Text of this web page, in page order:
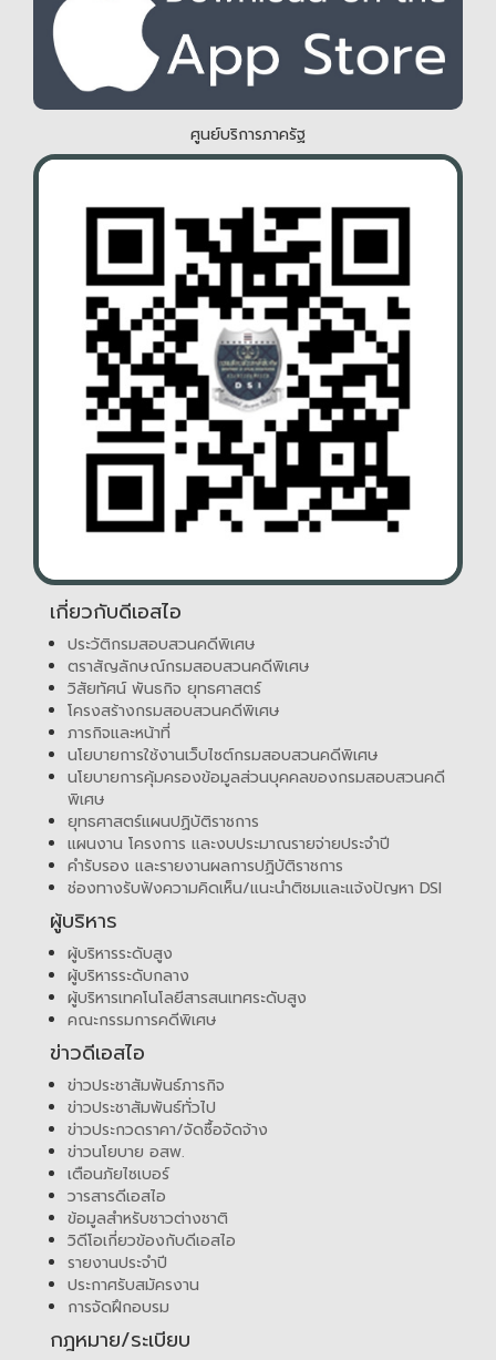
ศูนย์บริการภาครัฐ
เกี่ยวกับดีเอสไอ
ประวัติกรมสอบสวนคดีพิเศษ
ตราสัญลักษณ์กรมสอบสวนคดีพิเศษ
วิสัยทัศน์ พันธกิจ ยุทธศาสตร์
โครงสร้างกรมสอบสวนคดีพิเศษ
ภารกิจและหน้าที่
นโยบายการใช้งานเว็บไซต์กรมสอบสวนคดีพิเศษ
นโยบายการคุ้มครองข้อมูลส่วนบุคคลของกรมสอบสวนคดี
พิเศษ
ยุทธศาสตร์แผนปฏิบัติราชการ
แผนงาน โครงการ และงบประมาณรายจ่ายประจำปี
คำรับรอง และรายงานผลการปฏิบัติราชการ
ช่องทางรับฟังความคิดเห็น/แนะนำติชมและแจ้งปัญหา DSI
ผู้บริหาร
ผู้บริหารระดับสูง
ผู้บริหารระดับกลาง
ผู้บริหารเทคโนโลยีสารสนเทศระดับสูง
คณะกรรมการคดีพิเศษ
ข่าวดีเอสไอ
ข่าวประชาสัมพันธ์ภารกิจ
ข่าวประชาสัมพันธ์ทั่วไป
ข่าวประกวดราคา/จัดซื้อจัดจ้าง
ข่าวนโยบาย อสพ.
เตือนภัยไซเบอร์
วารสารดีเอสไอ
ข้อมูลสำหรับชาวต่างชาติ
วิดีโอเกี่ยวข้องกับดีเอสไอ
รายงานประจำปี
ประกาศรับสมัครงาน
การจัดฝึกอบรม
กฎหมาย/ระเบียบ